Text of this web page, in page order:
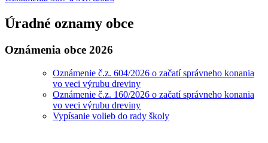
Úradné oznamy obce
Oznámenia obce 2026
Oznámenie č.z. 604/2026 o začatí správneho konania
vo veci výrubu dreviny
Oznámenie č.z. 160/2026 o začatí správneho konania
vo veci výrubu dreviny
Vypísanie volieb do rady školy